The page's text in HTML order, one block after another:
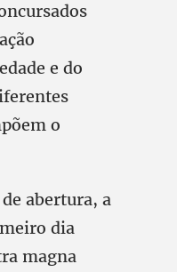
e do
o
abertura, a
dia
magna